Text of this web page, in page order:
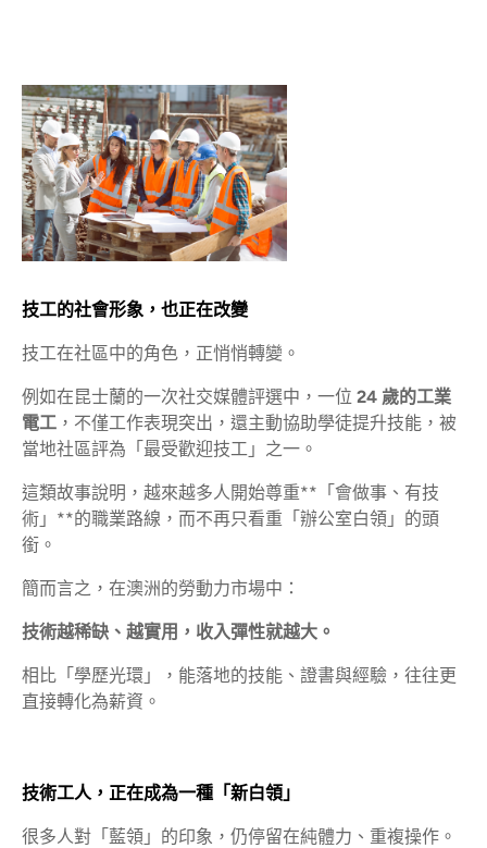
技工的社會形象，也正在改變
技工在社區中的角色，正悄悄轉變。
例如在昆士蘭的一次社交媒體評選中，一位 24 歲的工業
電工 ，不僅工作表現突出，還主動協助學徒提升技能，被
當地社區評為「最受歡迎技工」之一。
這類故事說明，越來越多人開始尊重**「會做事、有技
術」**的職業路線，而不再只看重「辦公室白領」的頭
銜。
簡而言之，在澳洲的勞動力市場中：
技術越稀缺、越實用，收入彈性就越大。
相比「學歷光環」，能落地的技能、證書與經驗，往往更
直接轉化為薪資。
技術工人，正在成為一種「新白領」
很多人對「藍領」的印象，仍停留在純體力、重複操作。